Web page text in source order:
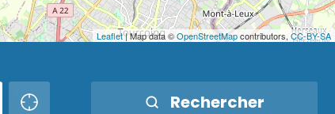
Leaflet| Map data ©OpenStreetMapcontributors, CC-BY-SA
Rechercher